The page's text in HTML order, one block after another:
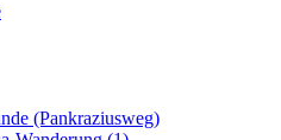
(Pankraziusweg)